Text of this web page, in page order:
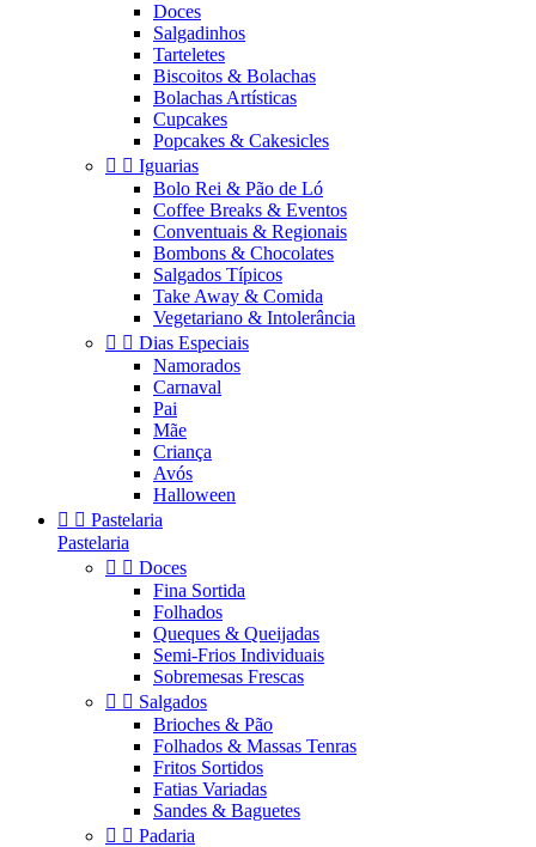
Doces
Salgadinhos
Tarteletes
Biscoitos & Bolachas
Bolachas Artísticas
Cupcakes
Popcakes & Cakesicles
  Iguarias
Bolo Rei & Pão de Ló
Coffee Breaks & Eventos
Conventuais & Regionais
Bombons & Chocolates
Salgados Típicos
Take Away & Comida
Vegetariano & Intolerância
  Dias Especiais
Namorados
Carnaval
Pai
Mãe
Criança
Avós
Halloween
  Pastelaria
Pastelaria
  Doces
Fina Sortida
Folhados
Queques & Queijadas
Semi-Frios Individuais
Sobremesas Frescas
  Salgados
Brioches & Pão
Folhados & Massas Tenras
Fritos Sortidos
Fatias Variadas
Sandes & Baguetes
  Padaria